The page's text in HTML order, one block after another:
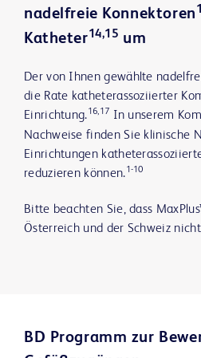
nadelfreie Konnektoren
Katheter14,15 um
Der von Ihnen gewählte
die Rate katheterassoziierter
Einrichtung.16,17 In unserem
Nachweise finden Sie klinische
Einrichtungen
reduzieren können.1-10
Bitte beachten Sie, dass
Österreich und der Schweiz
BD Programm zur